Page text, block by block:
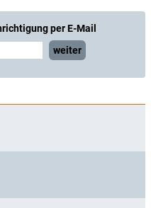
per E-Mail
weiter